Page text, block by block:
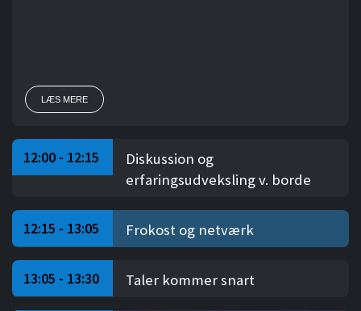
LÆS MERE
12:00 - 12:15
Diskussion og
erfaringsudveksling v. borde
12:15 - 13:05 Frokost og netværk
13:05 - 13:30 Taler kommer snart